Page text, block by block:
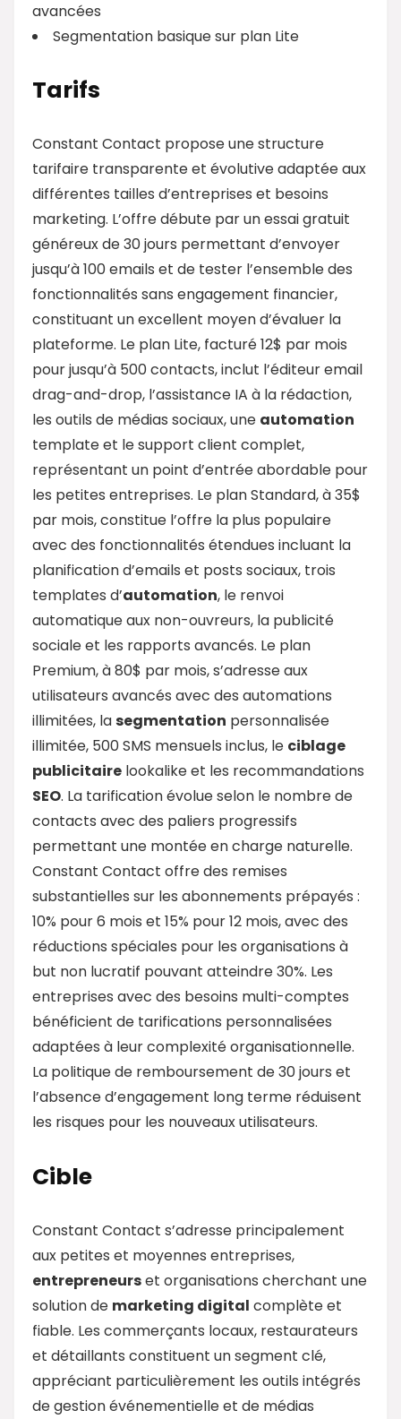
avancées
Segmentation basique sur plan Lite
Tarifs
Constant Contact propose une structure
tarifaire transparente et évolutive adaptée aux
différentes tailles d’entreprises et besoins
marketing. L’offre débute par un essai gratuit
généreux de 30 jours permettant d’envoyer
jusqu’à 100 emails et de tester l’ensemble des
fonctionnalités sans engagement financier,
constituant un excellent moyen d’évaluer la
plateforme. Le plan Lite, facturé 12$ par mois
pour jusqu’à 500 contacts, inclut l’éditeur email
drag-and-drop, l’assistance IA à la rédaction,
les outils de médias sociaux, une automation
template et le support client complet,
représentant un point d’entrée abordable pour
les petites entreprises. Le plan Standard, à 35$
par mois, constitue l’offre la plus populaire
avec des fonctionnalités étendues incluant la
planification d’emails et posts sociaux, trois
templates d’automation, le renvoi
automatique aux non-ouvreurs, la publicité
sociale et les rapports avancés. Le plan
Premium, à 80$ par mois, s’adresse aux
utilisateurs avancés avec des automations
illimitées, lasegmentation personnalisée
illimitée, 500 SMS mensuels inclus, le ciblage
publicitaire lookalike et les recommandations
SEO. La tarification évolue selon le nombre de
contacts avec des paliers progressifs
permettant une montée en charge naturelle.
Constant Contact offre des remises
substantielles sur les abonnements prépayés :
10% pour 6 mois et 15% pour 12 mois, avec des
réductions spéciales pour les organisations à
but non lucratif pouvant atteindre 30%. Les
entreprises avec des besoins multi-comptes
bénéficient de tarifications personnalisées
adaptées à leur complexité organisationnelle.
La politique de remboursement de 30 jours et
l’absence d’engagement long terme réduisent
les risques pour les nouveaux utilisateurs.
Cible
Constant Contact s’adresse principalement
aux petites et moyennes entreprises,
entrepreneurset organisations cherchant une
solution de marketing digital complète et
fiable. Les commerçants locaux, restaurateurs
et détaillants constituent un segment clé,
appréciant particulièrement les outils intégrés
de gestion événementielle et de médias